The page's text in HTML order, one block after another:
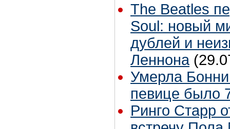
The Beatles
Soul: новый
дублей и
Леннона
Умерла
певице было
Ринго Старр